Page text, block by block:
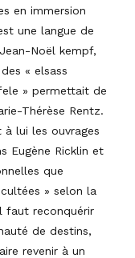
en immersion
une langue de
Noël kempf,
« elsass
» permettait de
Thérèse Rentz.
lui les ouvrages
Eugène Ricklin et
que
» selon la
faut reconquérir
de destins,
revenir à un